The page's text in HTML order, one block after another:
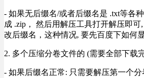
- 如果无后缀名/或者后缀名是 .txt等各
成 .zip， 然后用解压工具打开解压即
改后缀名，这种情况, 要先百度下如何
2. 多个压缩分卷文件的 (需要全部下载
- 如果后缀名正常: 只需要解压第一个